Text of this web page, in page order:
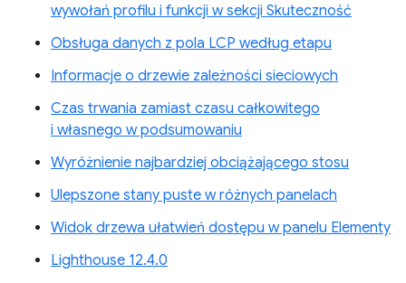
wywołań profilu i funkcji w sekcji Skuteczność
Obsługa danych z pola LCP według etapu
Informacje o drzewie zależności sieciowych
Czas trwania zamiast czasu całkowitego
i własnego w podsumowaniu
Wyróżnienie najbardziej obciążającego stosu
Ulepszone stany puste w różnych panelach
Widok drzewa ułatwień dostępu w panelu Elementy
Lighthouse 12.4.0